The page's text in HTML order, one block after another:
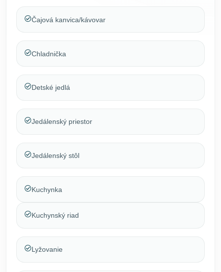
Čajová kanvica/kávovar
Chladnička
Detské jedlá
Jedálenský priestor
Jedálenský stôl
Kuchynka
Kuchynský riad
Lyžovanie